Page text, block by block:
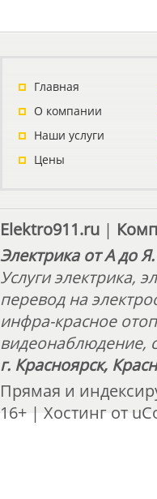
Главная
О компании
Наши услуги
Цены
Elektro911.ru |
Электрика от А до Я.
Услуги электрика,
перевод на
инфра-красное
видеонаблюдение,
г. Красноярск,
Прямая и
16+ | Хостинг от